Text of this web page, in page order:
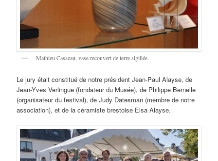
Mathieu Casseau, vase recouvert de terre sigillée.
Le jury était constitué de notre président Jean-Paul Alayse, de
Jean-Yves Verlingue (fondateur du Musée), de Philippe Bernelle
(organisateur du festival), de Judy Datesman (membre de notre
association), et de la céramiste brestoise Elsa Alayse.